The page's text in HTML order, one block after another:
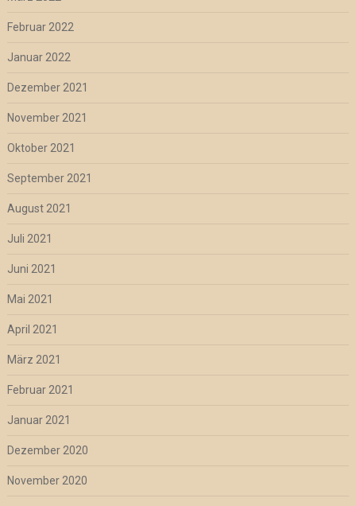
Februar 2022
Januar 2022
Dezember 2021
November 2021
Oktober 2021
September 2021
August 2021
Juli 2021
Juni 2021
Mai 2021
April 2021
März 2021
Februar 2021
Januar 2021
Dezember 2020
November 2020